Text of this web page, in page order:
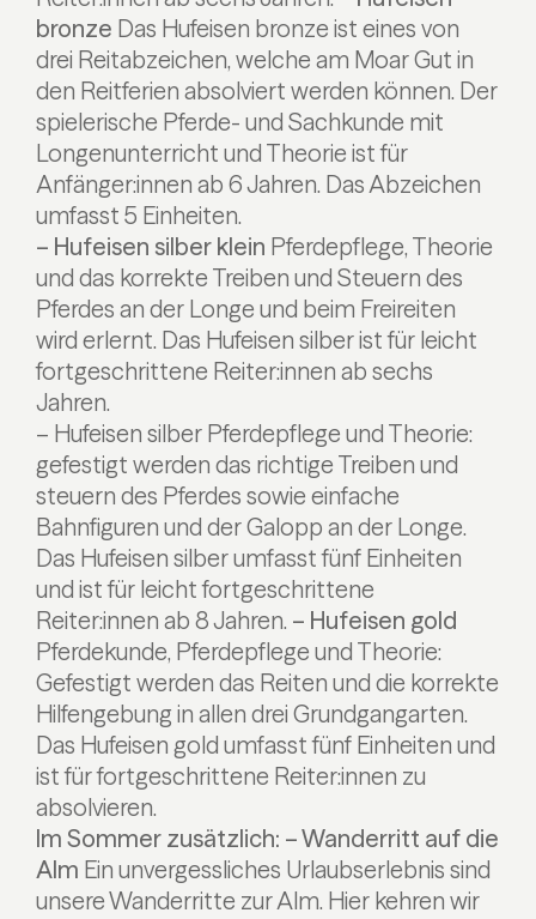
bronze Das Hufeisen bronze ist eines von
drei Reitabzeichen, welche am Moar Gut in
den Reitferien absolviert werden können. Der
spielerische Pferde- und Sachkunde mit
Longenunterricht und Theorie ist für
Anfänger:innen ab 6 Jahren. Das Abzeichen
umfasst 5 Einheiten.
– Hufeisen silber klein Pferdepflege, Theorie
und das korrekte Treiben und Steuern des
Pferdes an der Longe und beim Freireiten
wird erlernt. Das Hufeisen silber ist für leicht
fortgeschrittene Reiter:innen ab sechs
Jahren.
– Hufeisen silber Pferdepflege und Theorie:
gefestigt werden das richtige Treiben und
steuern des Pferdes sowie einfache
Bahnfiguren und der Galopp an der Longe.
Das Hufeisen silber umfasst fünf Einheiten
und ist für leicht fortgeschrittene
Reiter:innen ab 8 Jahren. – Hufeisen gold
Pferdekunde, Pferdepflege und Theorie:
Gefestigt werden das Reiten und die korrekte
Hilfengebung in allen drei Grundgangarten.
Das Hufeisen gold umfasst fünf Einheiten und
ist für fortgeschrittene Reiter:innen zu
absolvieren.
Im Sommer zusätzlich: – Wanderritt auf die
Alm Ein unvergessliches Urlaubserlebnis sind
unsere Wanderritte zur Alm. Hier kehren wir